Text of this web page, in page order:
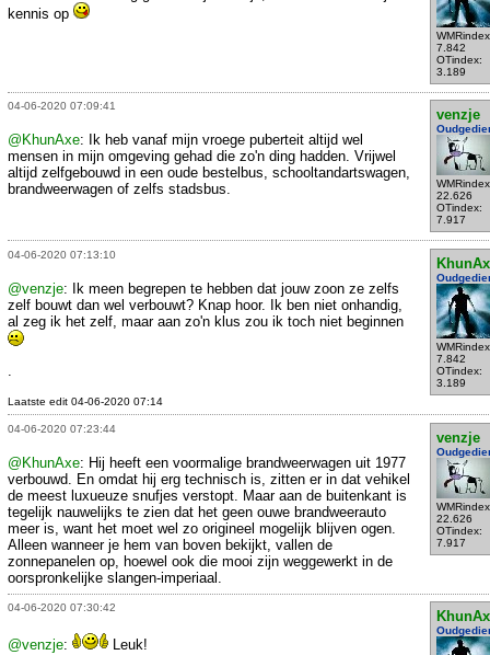
7.842
OTindex:
3.189
kennis op
04-06-2020 07:09:41
venzje
22.626
OTindex:
7.917
@KhunAxe: Ik heb vanaf mijn vroege puberteit altijd wel
mensen in mijn omgeving gehad die zo'n ding hadden. Vrijwel
altijd zelfgebouwd in een oude bestelbus, schooltandartswagen,
brandweerwagen of zelfs stadsbus.
04-06-2020 07:13:10
7.842
OTindex:
3.189
@venzje: Ik meen begrepen te hebben dat jouw zoon ze zelfs
zelf bouwt dan wel verbouwt? Knap hoor. Ik ben niet onhandig,
al zeg ik het zelf, maar aan zo'n klus zou ik toch niet beginnen
Laatste edit 04-06-2020 07:14
04-06-2020 07:23:44
venzje
22.626
OTindex:
7.917
@KhunAxe: Hij heeft een voormalige brandweerwagen uit 1977
verbouwd. En omdat hij erg technisch is, zitten er in dat vehikel
de meest luxueuze snufjes verstopt. Maar aan de buitenkant is
tegelijk nauwelijks te zien dat het geen ouwe brandweerauto
meer is, want het moet wel zo origineel mogelijk blijven ogen.
Alleen wanneer je hem van boven bekijkt, vallen de
zonnepanelen op, hoewel ook die mooi zijn weggewerkt in de
oorspronkelijke slangen-imperiaal.
04-06-2020 07:30:42
@venzje: Leuk!